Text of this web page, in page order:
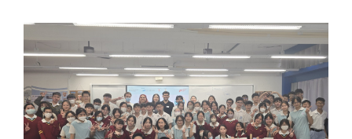
Larger
Image